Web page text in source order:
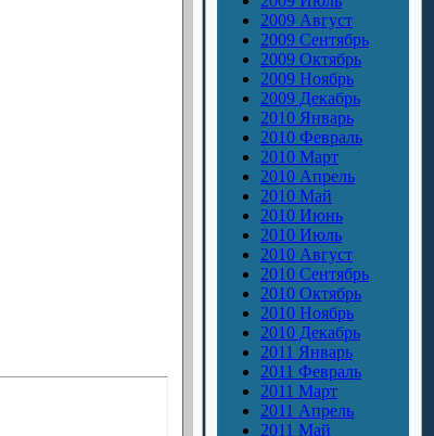
2009 Август
2009 Сентябрь
2009 Октябрь
2009 Ноябрь
2009 Декабрь
2010 Январь
2010 Февраль
2010 Март
2010 Апрель
2010 Май
2010 Июнь
2010 Июль
2010 Август
2010 Сентябрь
2010 Октябрь
2010 Ноябрь
2010 Декабрь
2011 Январь
2011 Февраль
2011 Март
2011 Апрель
2011 Май